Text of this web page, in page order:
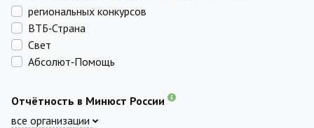
региональных конкурсов
ВТБ‑Страна
Свет
Абсолют‑Помощь
Отчётность в Минюст России
все организации